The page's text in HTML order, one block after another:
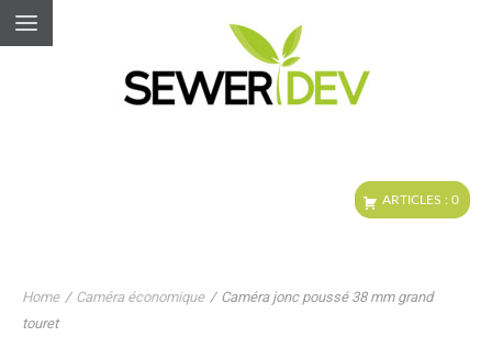
Home / Caméra économique / Caméra jonc poussé 38 mm grand
touret